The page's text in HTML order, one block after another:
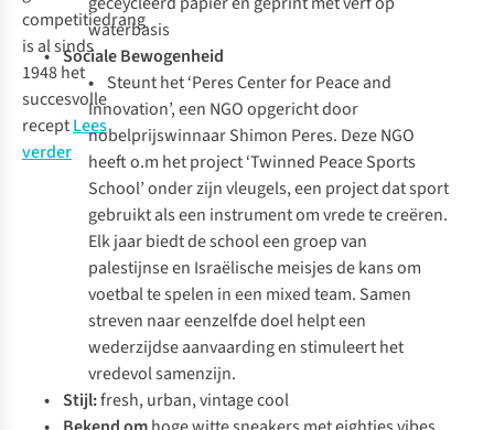
competitiedrang
is al sinds
1948 het
succesvolle
receptLees
verder
waterbasis
• Sociale Bewogenheid
• Steunt het ‘Peres Center for Peace and
Innovation’, een NGO opgericht door
nobelprijswinnaar Shimon Peres. Deze NGO
heeft o.m het project ‘Twinned Peace Sports
School’ onder zijn vleugels, een project dat sport
gebruikt als een instrument om vrede te creëren.
Elk jaar biedt de school een groep van
palestijnse en Israëlische meisjes de kans om
voetbal te spelen in een mixed team. Samen
streven naar eenzelfde doel helpt een
wederzijdse aanvaarding en stimuleert het
vredevol samenzijn.
• Stijl:fresh, urban, vintage cool